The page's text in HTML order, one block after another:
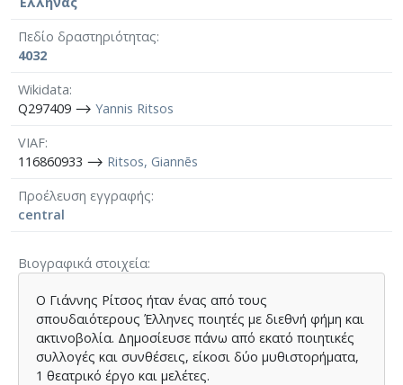
Πεδίο δραστηριότητας
4032
Wikidata
Q297409 ⟶ Yannis Ritsos
VIAF
116860933 ⟶ Ritsos, Giannēs
Προέλευση εγγραφής
central
Βιογραφικά στοιχεία
Ο Γιάννης Ρίτσος ήταν ένας από τους
σπουδαιότερους Έλληνες ποιητές με διεθνή φήμη και
ακτινοβολία. Δημοσίευσε πάνω από εκατό ποιητικές
συλλογές και συνθέσεις, είκοσι δύο μυθιστορήματα,
1 θεατρικό έργο και μελέτες.